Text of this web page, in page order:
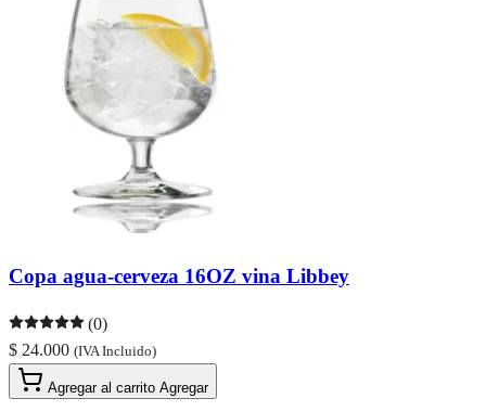
Copa agua-cerveza 16OZ vina Libbey
(0)
$ 24.000 (IVA Incluido)
Agregar al carrito Agregar